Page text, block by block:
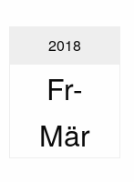
2018
Fr-
Mär